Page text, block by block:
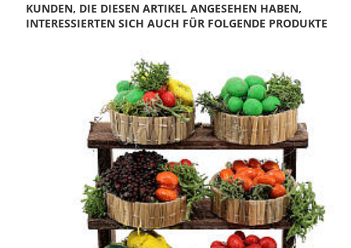
KUNDEN, DIE DIESEN ARTIKEL ANGESEHEN HABEN,
INTERESSIERTEN SICH AUCH FÜR FOLGENDE PRODUKTE